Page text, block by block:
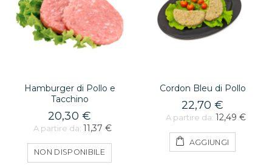
Hamburger di Pollo e
Tacchino
20,30 €
A partire da: 11,37 €
NON DISPONIBILE
Cordon Bleu di Pollo
22,70 €
A partire da: 12,49 €
AGGIUNGI